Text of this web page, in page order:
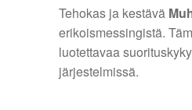
Tehokas ja kestävä
erikoismessingistä.
luotettavaa
järjestelmissä.